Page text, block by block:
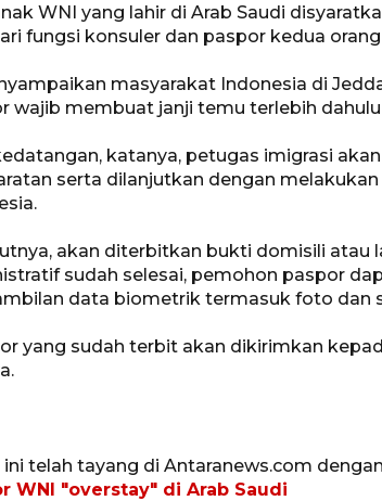
WNI yang lahir di Arab Saudi
fungsi konsuler dan paspor kedua
masyarakat Indonesia di
wajib membuat janji temu terlebih
katanya, petugas imigrasi
serta dilanjutkan dengan
akan diterbitkan bukti domisili atau
sudah selesai, pemohon paspor
data biometrik termasuk foto dan
yang sudah terbit akan dikirimkan
ini telah tayang di Antaranews.com
WNI "overstay" di Arab Saudi